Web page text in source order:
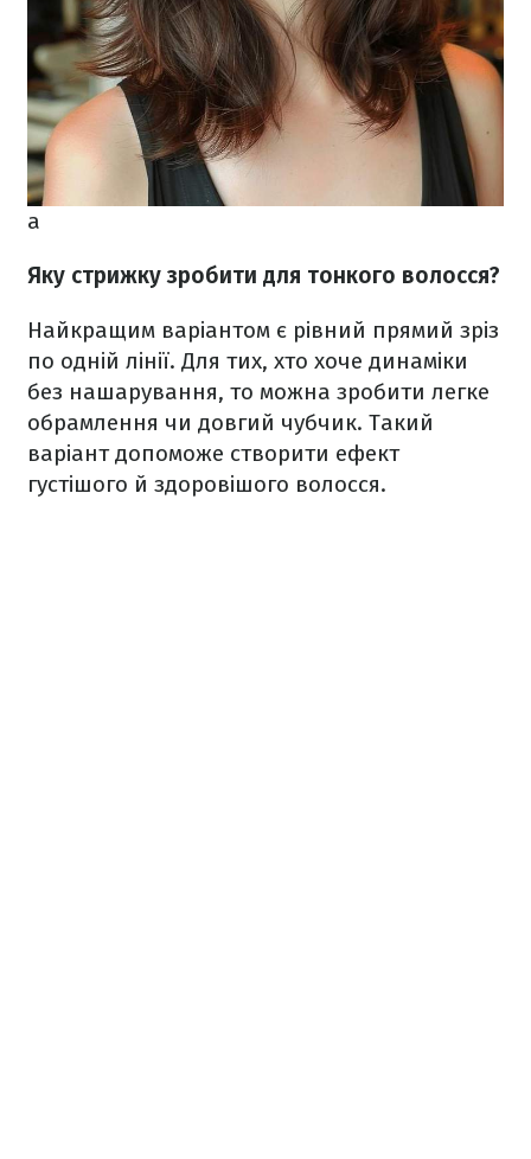
а
Яку стрижку зробити для тонкого волосся?
Найкращим варіантом є рівний прямий зріз
по одній лінії. Для тих, хто хоче динаміки
без нашарування, то можна зробити легке
обрамлення чи довгий чубчик. Такий
варіант допоможе створити ефект
густішого й здоровішого волосся.